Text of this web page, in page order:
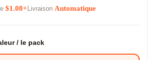
$1.08+ Livraison Automatique
/ le pack